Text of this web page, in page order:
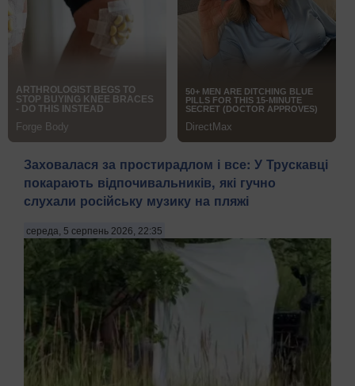
Заховалася за простирадлом і все: У Трускавці
покарають відпочивальників, які гучно
слухали російську музику на пляжі
середа, 5 серпень 2026, 22:35